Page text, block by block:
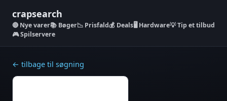
crapsearch
Nye varer📚 Bøger📉 Prisfald💰 Deals🖥️ Hardware💡 Tip et tilbud
🎮 Spilservere
← tilbage til søgning